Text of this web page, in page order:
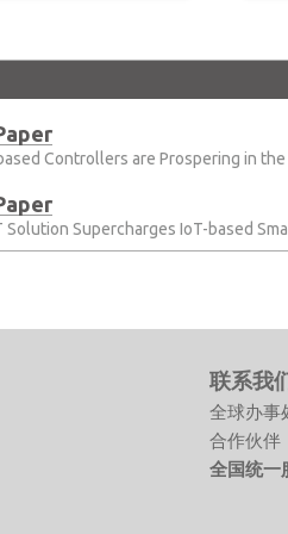
Controllers are Prospering in
Solution Supercharges IoT-based
联系我
全球办事
合作伙伴
全国统一